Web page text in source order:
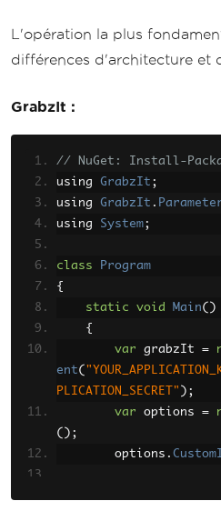
L'opération la plus
différences d'architecture et
GrabzIt :
// NuGet: Install-
using GrabzIt ;
using GrabzIt .
using System;
class
Program
{
static
void Main()
{
var grabzIt =
ent(
PLICATION_SECRET" );
var options =
();
        options
.